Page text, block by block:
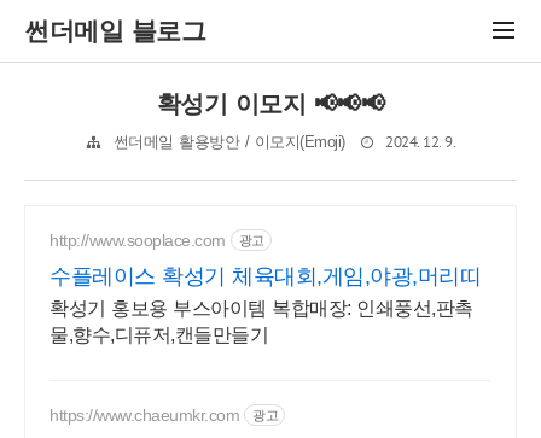
썬더메일 블로그
확성기 이모지 📢📢📢
썬더메일 활용방안 / 이모지(Emoji) 2024. 12. 9.
http://www.sooplace.com 광고
수플레이스 확성기 체육대회,게임,야광,머리띠
확성기 홍보용 부스아이템 복합매장: 인쇄풍선,판촉
물,향수,디퓨저,캔들만들기
https://www.chaeumkr.com 광고